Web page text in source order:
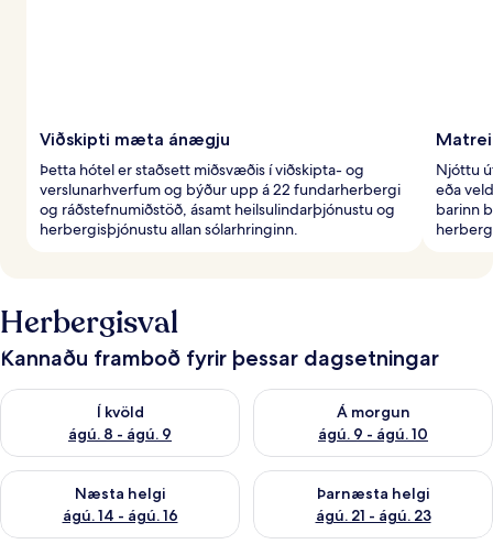
Viðskipti mæta ánægju
Þetta hótel er staðsett miðsvæðis í viðskipta- og
verslunarhverfum og býður upp á 22 fundarherbergi
og ráðstefnumiðstöð, ásamt heilsulindarþjónustu og
herbergisþjónustu allan sólarhringinn.
Njóttu
eða
barinn
Herbergisval
Kannaðu framboð fyrir þessar dagsetningar
Í kvöld
ágú. 8 - ágú. 9
Athuga framboð í kvöld ágú. 8 - ágú. 9
Á morgun
ágú. 9 - ágú. 10
Athuga framboð á morgun
Næsta helgi
ágú. 14 - ágú. 16
Athuga framboð næstu helgi ágú. 14 - ágú. 16
Þarnæsta helgi
ágú. 21 - ágú. 23
Athuga framboð þarnæstu